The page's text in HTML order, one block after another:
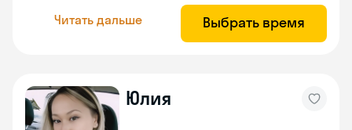
Читать дальше Выбрать время
Юлия